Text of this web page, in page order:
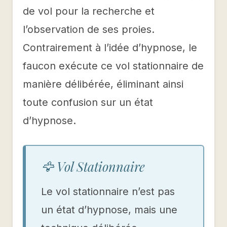
de vol pour la recherche et
l’observation de ses proies.
Contrairement à l’idée d’hypnose, le
faucon exécute ce vol stationnaire de
manière délibérée, éliminant ainsi
toute confusion sur un état
d’hypnose.
🦅 Vol Stationnaire
Le vol stationnaire n’est pas
un état d’hypnose, mais une